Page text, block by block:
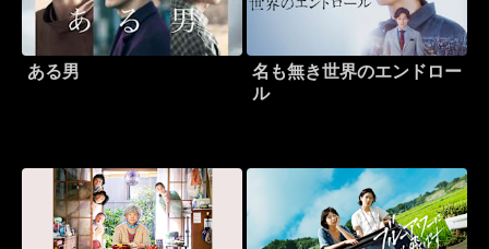
ある男
名も無き世界のエンドロー
ル